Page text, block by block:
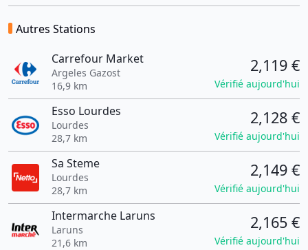
Autres Stations
Carrefour Market
Argeles Gazost
16,9 km
2,119 €
Vérifié aujourd'hui
Esso Lourdes
Lourdes
28,7 km
2,128 €
Vérifié aujourd'hui
Sa Steme
Lourdes
28,7 km
2,149 €
Vérifié aujourd'hui
Intermarche Laruns
Laruns
21,6 km
2,165 €
Vérifié aujourd'hui